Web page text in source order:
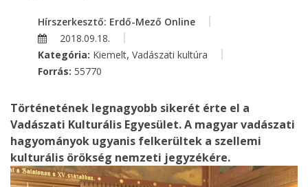
Hírszerkesztő: Erdő-Mező Online
2018.09.18.
Kategória: Kiemelt, Vadászati kultúra
Forrás: 55770
Történetének legnagyobb sikerét érte el a
Vadászati Kulturális Egyesület. A magyar vadászati
hagyományok ugyanis felkerültek a szellemi
kulturális örökség nemzeti jegyzékére.